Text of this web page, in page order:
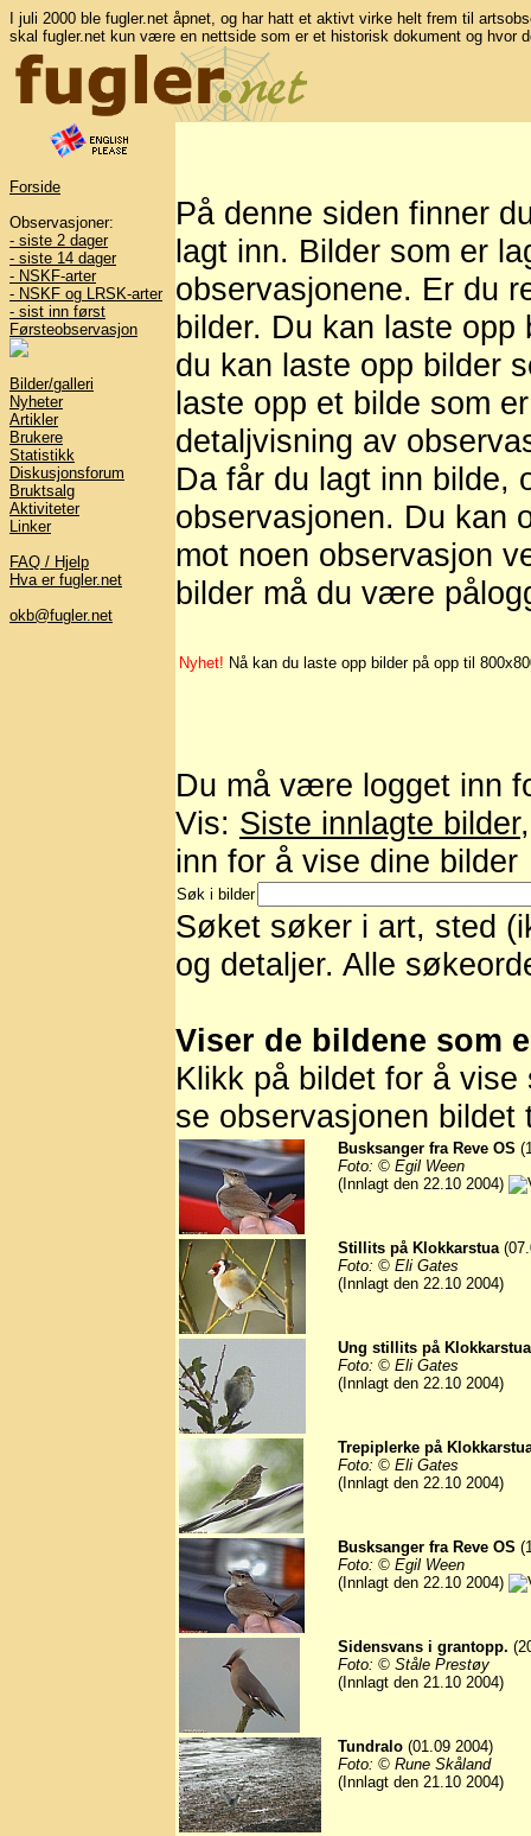
I juli 2000 ble fugler.net åpnet, og har hatt et aktivt virke helt frem til
skal fugler.net kun være en nettside som er et historisk dokument og hvor
Forside
Observasjoner:
- siste 2 dager
- siste 14 dager
- NSKF-arter
- NSKF og LRSK-arter
- sist inn først
Førsteobservasjon
Bilder/galleri
Nyheter
Artikler
Brukere
Statistikk
Diskusjonsforum
Bruktsalg
Aktiviteter
Linker
FAQ / Hjelp
Hva er fugler.net
okb@fugler.net
På denne siden finner
lagt inn. Bilder som er
observasjonene. Er du
bilder. Du kan laste
du kan laste opp bilder
laste opp et bilde som
detaljvisning av
Da får du lagt inn bilde,
observasjonen. Du kan
mot noen observasjon
bilder må du være
Nyhet! Nå kan du laste opp bilder på opp til
Du må være logget inn
Vis: Siste innlagte bilder
inn for å vise dine bilder
Søk i bilder
Søket søker i art, sted
og detaljer. Alle
Viser de bildene som
Klikk på bildet for å
se observasjonen bildet
Busksanger fra Reve OS
Foto: © Egil Ween
(Innlagt den 22.10 2004)
Stillits på Klokkarstua
Foto: © Eli Gates
(Innlagt den 22.10 2004)
Ung stillits på Klokkarstua
Foto: © Eli Gates
(Innlagt den 22.10 2004)
Trepiplerke på
Foto: © Eli Gates
(Innlagt den 22.10 2004)
Busksanger fra Reve OS
Foto: © Egil Ween
(Innlagt den 22.10 2004)
Sidensvans i grantopp.
Foto: © Ståle Prestøy
(Innlagt den 21.10 2004)
Tundralo (01.09 2004)
Foto: © Rune Skåland
(Innlagt den 21.10 2004)